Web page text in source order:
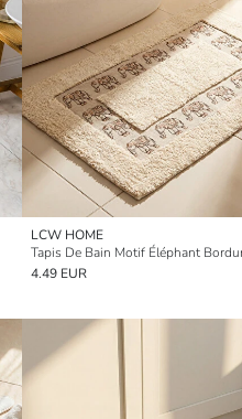
LCW HOME
4.49 EUR